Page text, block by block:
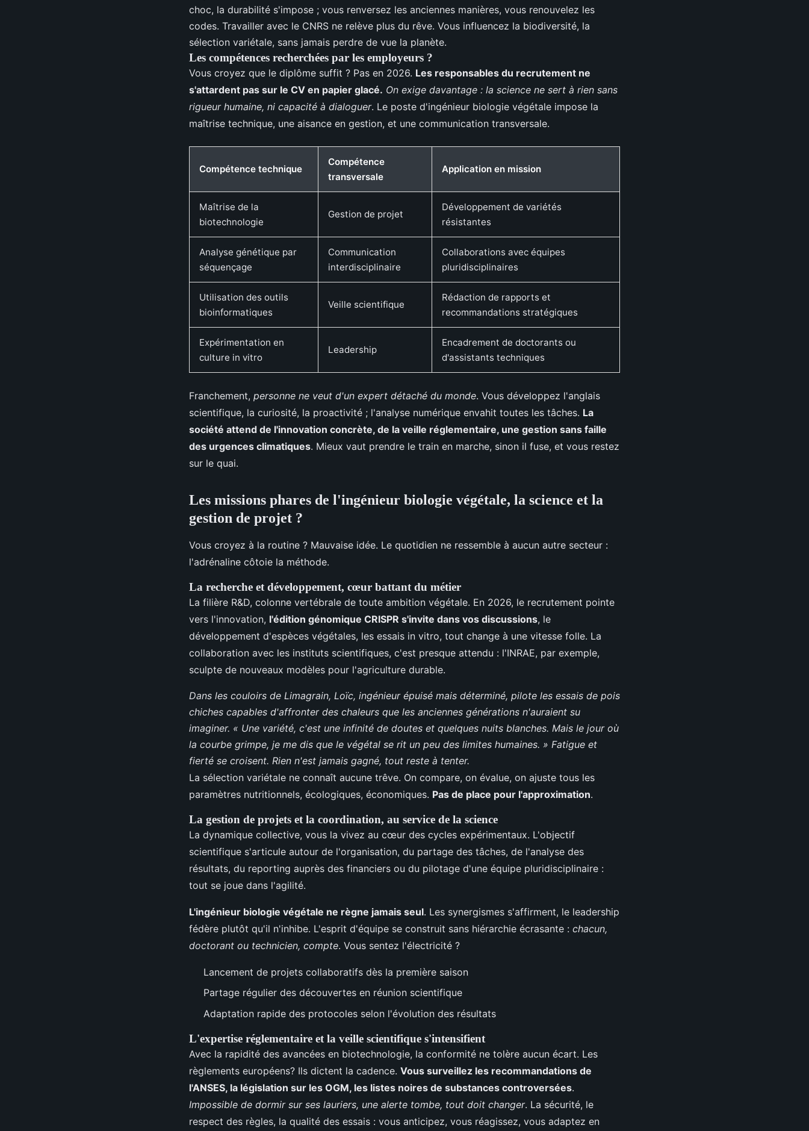
choc, la durabilité s'impose ; vous renversez les anciennes manières, vous renouvelez les
codes. Travailler avec le CNRS ne relève plus du rêve. Vous influencez la biodiversité, la
sélection variétale, sans jamais perdre de vue la planète.
Les compétences recherchées par les employeurs ?
Vous croyez que le diplôme suffit ? Pas en 2026. Les responsables du recrutement ne
s'attardent pas sur le CV en papier glacé. On exige davantage : la science ne sert à rien sans
rigueur humaine, ni capacité à dialoguer. Le poste d'ingénieur biologie végétale impose la
maîtrise technique, une aisance en gestion, et une communication transversale.
Compétence technique
Compétence
transversale
Application en mission
Maîtrise de la
biotechnologie
Gestion de projet
Développement de variétés
résistantes
Analyse génétique par
séquençage
Communication
interdisciplinaire
Collaborations avec équipes
pluridisciplinaires
Utilisation des outils
bioinformatiques
Veille scientifique
Rédaction de rapports et
recommandations stratégiques
Expérimentation en
culture in vitro
Leadership
Encadrement de doctorants ou
d'assistants techniques
Franchement, personne ne veut d'un expert détaché du monde. Vous développez l'anglais
scientifique, la curiosité, la proactivité ; l'analyse numérique envahit toutes les tâches. La
société attend de l'innovation concrète, de la veille réglementaire, une gestion sans faille
des urgences climatiques. Mieux vaut prendre le train en marche, sinon il fuse, et vous restez
sur le quai.
Les missions phares de l'ingénieur biologie végétale, la science et la
gestion de projet ?
Vous croyez à la routine ? Mauvaise idée. Le quotidien ne ressemble à aucun autre secteur :
l'adrénaline côtoie la méthode.
La recherche et développement, cœur battant du métier
La filière R&D, colonne vertébrale de toute ambition végétale. En 2026, le recrutement pointe
vers l'innovation, l'édition génomique CRISPR s'invite dans vos discussions, le
développement d'espèces végétales, les essais in vitro, tout change à une vitesse folle. La
collaboration avec les instituts scientifiques, c'est presque attendu : l'INRAE, par exemple,
sculpte de nouveaux modèles pour l'agriculture durable.
Dans les couloirs de Limagrain, Loïc, ingénieur épuisé mais déterminé, pilote les essais de pois
chiches capables d'affronter des chaleurs que les anciennes générations n'auraient su
imaginer. « Une variété, c'est une infinité de doutes et quelques nuits blanches. Mais le jour où
la courbe grimpe, je me dis que le végétal se rit un peu des limites humaines. » Fatigue et
fierté se croisent. Rien n'est jamais gagné, tout reste à tenter.
La sélection variétale ne connaît aucune trêve. On compare, on évalue, on ajuste tous les
paramètres nutritionnels, écologiques, économiques. Pas de place pour l'approximation.
La gestion de projets et la coordination, au service de la science
La dynamique collective, vous la vivez au cœur des cycles expérimentaux. L'objectif
scientifique s'articule autour de l'organisation, du partage des tâches, de l'analyse des
résultats, du reporting auprès des financiers ou du pilotage d'une équipe pluridisciplinaire :
tout se joue dans l'agilité.
L'ingénieur biologie végétale ne règne jamais seul. Les synergismes s'affirment, le leadership
fédère plutôt qu'il n'inhibe. L'esprit d'équipe se construit sans hiérarchie écrasante : chacun,
doctorant ou technicien, compte. Vous sentez l'électricité ?
Lancement de projets collaboratifs dès la première saison
Partage régulier des découvertes en réunion scientifique
Adaptation rapide des protocoles selon l'évolution des résultats
L'expertise réglementaire et la veille scientifique s'intensifient
Avec la rapidité des avancées en biotechnologie, la conformité ne tolère aucun écart. Les
règlements européens? Ils dictent la cadence. Vous surveillez les recommandations de
l'ANSES, la législation sur les OGM, les listes noires de substances controversées.
Impossible de dormir sur ses lauriers, une alerte tombe, tout doit changer. La sécurité, le
respect des règles, la qualité des essais : vous anticipez, vous réagissez, vous adaptez en